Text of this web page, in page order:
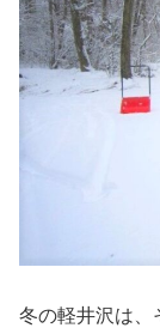
冬の軽井沢は、